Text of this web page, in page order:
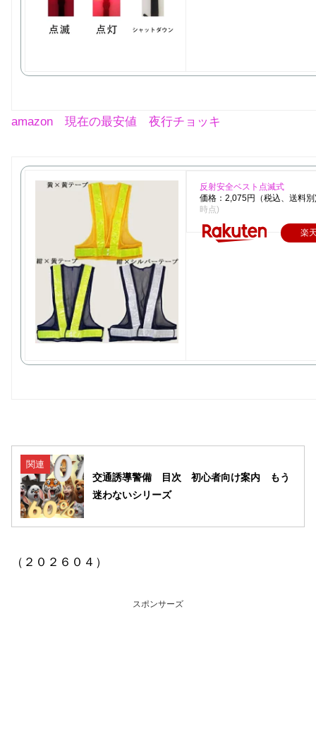
amazon 現在の最安値 夜行チョッキ
反射安全ベスト点滅式
価格：2,075円（税込、送料別
時点)
楽
関連
交通誘導警備 目次 初心者向け案内 もう
迷わないシリーズ
（２０２６０４）
スポンサーズ